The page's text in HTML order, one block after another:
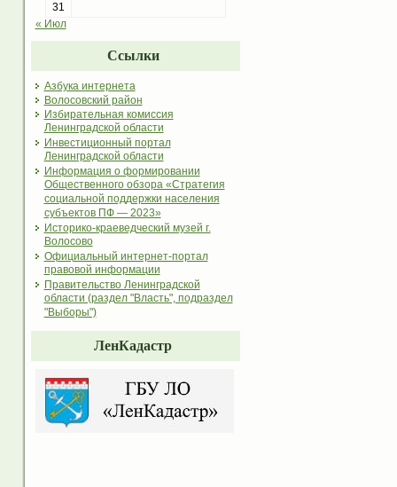
31
« Июл
Ссылки
Азбука интернета
Волосовский район
Избирательная комиссия
Ленинградской области
Инвестиционный портал
Ленинградской области
Информация о формировании
Общественного обзора «Стратегия
социальной поддержки населения
субъектов ПФ — 2023»
Историко-краеведческий музей г.
Волосово
Официальный интернет-портал
правовой информации
Правительство Ленинградской
области (раздел "Власть", подраздел
"Выборы")
ЛенКадастр